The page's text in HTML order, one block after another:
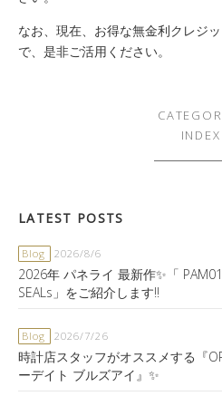
なお、現在、お得な無金利クレジ
で、是非ご活用ください。
INDEX
LATEST POSTS
Blog 2026/8/6
2026年 パネライ 最新作✨「
SEALs」をご紹介します‼️
Blog 2026/7/26
時計店スタッフがオススメする『
ーデイト ブルズアイ』✨